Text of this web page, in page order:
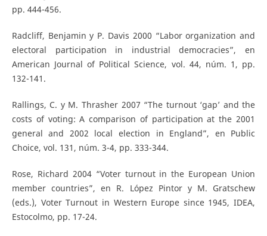
pp. 444-456.
Radcliff, Benjamin y P. Davis 2000 “Labor organization and
electoral participation in industrial democracies”, en
American Journal of Political Science, vol. 44, núm. 1, pp.
132-141.
Rallings, C. y M. Thrasher 2007 “The turnout ‘gap’ and the
costs of voting: A comparison of participation at the 2001
general and 2002 local election in England”, en Public
Choice, vol. 131, núm. 3-4, pp. 333-344.
Rose, Richard 2004 “Voter turnout in the European Union
member countries”, en R. López Pintor y M. Gratschew
(eds.), Voter Turnout in Western Europe since 1945, IDEA,
Estocolmo, pp. 17-24.